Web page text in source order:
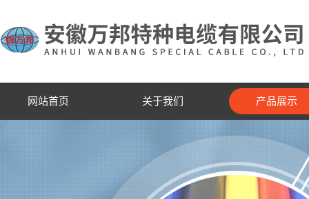
网站首页 关于我们 产品展示